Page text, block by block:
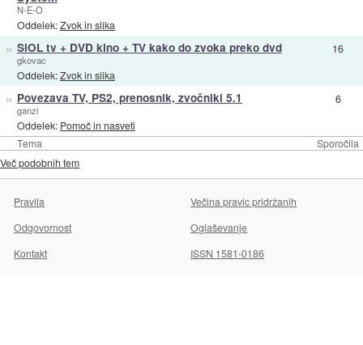
Tema Sporočila
N-E-O
Oddelek:Zvok in slika
» SiOL tv + DVD kino + TV kako do zvoka preko dvd
gkovac
Oddelek:Zvok in slika
16
» Povezava TV, PS2, prenosnik, zvočniki 5.1
ganzi
Oddelek: Pomoč in nasveti
6
Več podobnih tem
Pravila
Večina pravic pridržanih
Odgovornost
Oglaševanje
Kontakt
ISSN 1581-0186